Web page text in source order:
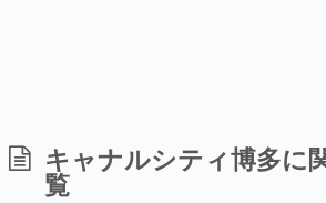
日本のモバイルゲーム史における
ルを網羅するほか、開発者へのイ
解説を掲載。約20年の歴史が一望
キャナルシティ博多に
覧